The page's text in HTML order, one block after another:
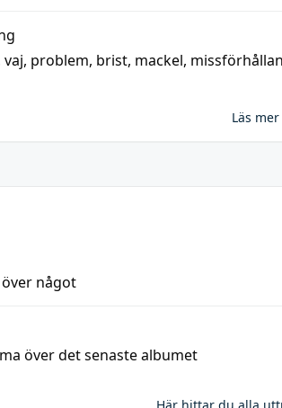
vaj, problem, brist, mackel,
Läs
något
över det senaste albumet